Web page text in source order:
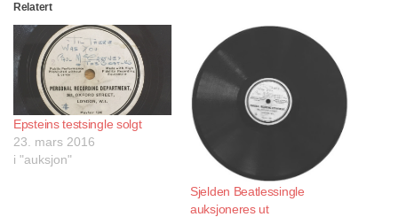
Relatert
Epsteins testsingle solgt
23. mars 2016
i "auksjon"
Sjelden Beatlessingle
auksjoneres ut